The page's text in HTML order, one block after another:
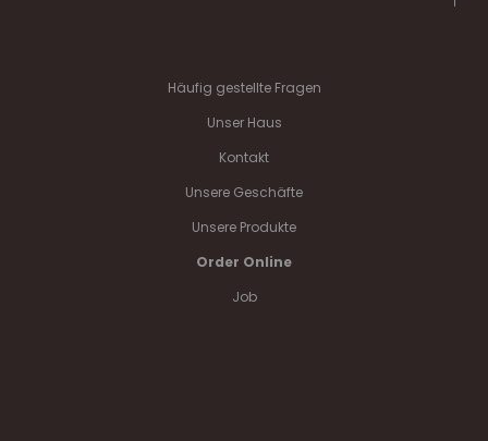
Häufig gestellte Fragen
Unser Haus
Kontakt
Unsere Geschäfte
Unsere Produkte
Order Online
Job